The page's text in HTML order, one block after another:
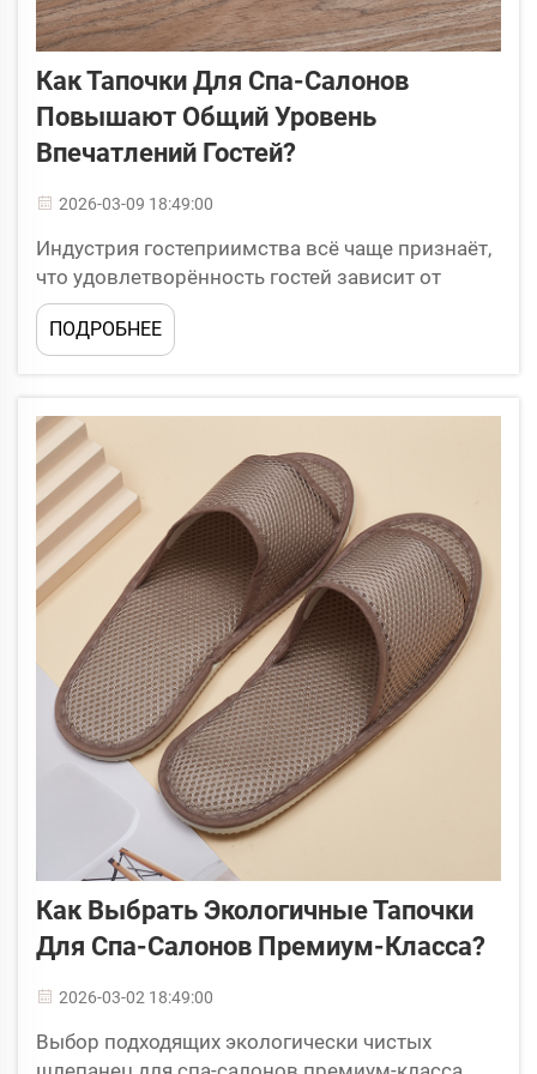
Как Тапочки Для Спа-Салонов
Повышают Общий Уровень
Впечатлений Гостей?
2026-03-09 18:49:00
Индустрия гостеприимства всё чаще признаёт,
что удовлетворённость гостей зависит от
продуманного внимания к каждой детали,
какой бы мелкой она ни была. Среди таких
деталей спа-тапочки выступают мощным
гостевого опыта...
ПОДРОБНЕЕ
Как Выбрать Экологичные Тапочки
Для Спа-Салонов Премиум-Класса?
2026-03-02 18:49:00
Выбор подходящих экологически чистых